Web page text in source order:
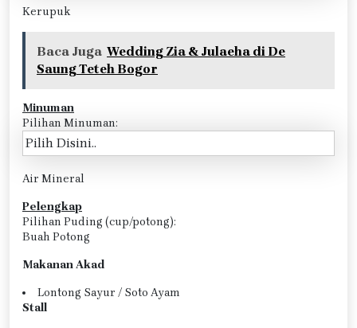
Kerupuk
Baca Juga Wedding Zia & Julaeha di De
Saung Teteh Bogor
Minuman
Pilihan Minuman:
Air Mineral
Pelengkap
Pilihan Puding (cup/potong):
Buah Potong
Makanan Akad
Lontong Sayur / Soto Ayam
Stall